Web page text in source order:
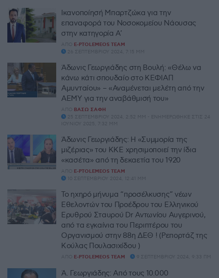
Iκανοποίησή Μπαρτζώκα για την
επαναφορά του Νοσοκομείου Νάουσας
στην κατηγορία Α’
ΑΠΌ E-PTOLEMEOS TEAM
26 ΣΕΠΤΕΜΒΡΊΟΥ 2024, 7:15 ΜΜ
Άδωνις Γεωργιάδης στη Βουλή: «Θέλω να
κάνω κάτι σπουδαίο στο ΚΕΦΙΑΠ
Αμυνταίου» – «Αναμένεται μελέτη από την
ΑΕΜΥ για την αναβάθμισή του»
ΑΠΌ ΒΆΣΩ ΣΆΦΗ
25 ΣΕΠΤΕΜΒΡΊΟΥ 2024, 2:52 ΜΜ - ΕΝΗΜΕΡΏΘΗΚΕ ΣΤΙΣ 24
ΙΟΥΝΊΟΥ 2025, 7:32 ΜΜ
Άδωνις Γεωργιάδης: Η «Συμμορία της
μιζέριας» του ΚΚΕ χρησιμοποιεί την ίδια
«κασέτα» από τη δεκαετία του 1920
ΑΠΌ E-PTOLEMEOS TEAM
10 ΣΕΠΤΕΜΒΡΊΟΥ 2024, 12:41 ΜΜ
Το ηχηρό μήνυμα “προσέλκυσης” νέων
Εθελοντών του Προέδρου του Ελληνικού
Ερυθρού Σταυρού Dr Αντωνίου Αυγερινού,
από τα εγκαίνια του Περιπτέρου του
Οργανισμού στην 88η ΔΕΘ ! (Ρεπορτάζ της
Κούλας Πουλασιχίδου )
ΑΠΌ E-PTOLEMEOS TEAM 9 ΣΕΠΤΕΜΒΡΊΟΥ 2024, 9:33 ΠΜ
Ά. Γεωργιάδης: Από τους 10.000